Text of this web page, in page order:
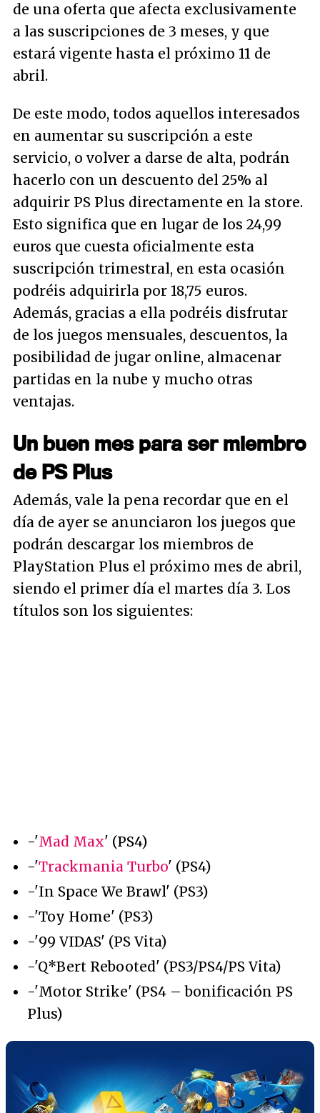
de una oferta que afecta exclusivamente
a las suscripciones de 3 meses, y que
estará vigente hasta el próximo 11 de
abril.
De este modo, todos aquellos interesados
en aumentar su suscripción a este
servicio, o volver a darse de alta, podrán
hacerlo con un descuento del 25% al
adquirir PS Plus directamente en la store.
Esto significa que en lugar de los 24,99
euros que cuesta oficialmente esta
suscripción trimestral, en esta ocasión
podréis adquirirla por 18,75 euros.
Además, gracias a ella podréis disfrutar
de los juegos mensuales, descuentos, la
posibilidad de jugar online, almacenar
partidas en la nube y mucho otras
ventajas.
Un buen mes para ser miembro
de PS Plus
Además, vale la pena recordar que en el
día de ayer se anunciaron los juegos que
podrán descargar los miembros de
PlayStation Plus el próximo mes de abril,
siendo el primer día el martes día 3. Los
títulos son los siguientes:
-'Mad Max' (PS4)
-'Trackmania Turbo' (PS4)
-'In Space We Brawl' (PS3)
-'Toy Home' (PS3)
-'99 VIDAS' (PS Vita)
-'Q*Bert Rebooted' (PS3/PS4/PS Vita)
-'Motor Strike' (PS4 – bonificación PS
Plus)